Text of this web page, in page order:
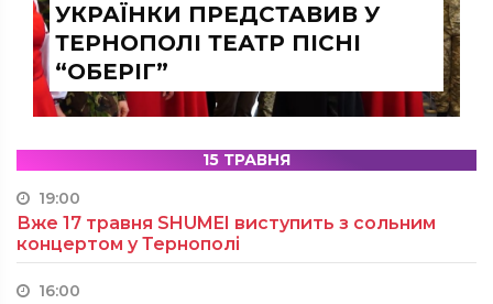
УКРАЇНКИ ПРЕДСТАВИВ У
ТЕРНОПОЛІ ТЕАТР ПІСНІ
“ОБЕРІГ”
15 ТРАВНЯ
19:00
Вже 17 травня SHUMEI виступить з сольним
концертом у Тернополі
16:00